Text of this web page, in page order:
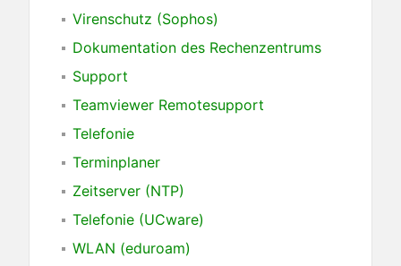
Virenschutz (Sophos)
Dokumentation des Rechenzentrums
Support
Teamviewer Remotesupport
Telefonie
Terminplaner
Zeitserver (NTP)
Telefonie (UCware)
WLAN (eduroam)